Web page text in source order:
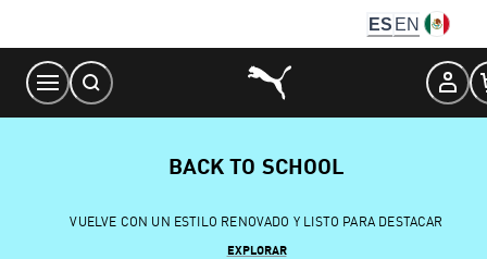
Content
ES EN
BACK TO SCHOOL
VUELVE CON UN ESTILO RENOVADO Y LISTO PARA DESTACAR
EXPLORAR